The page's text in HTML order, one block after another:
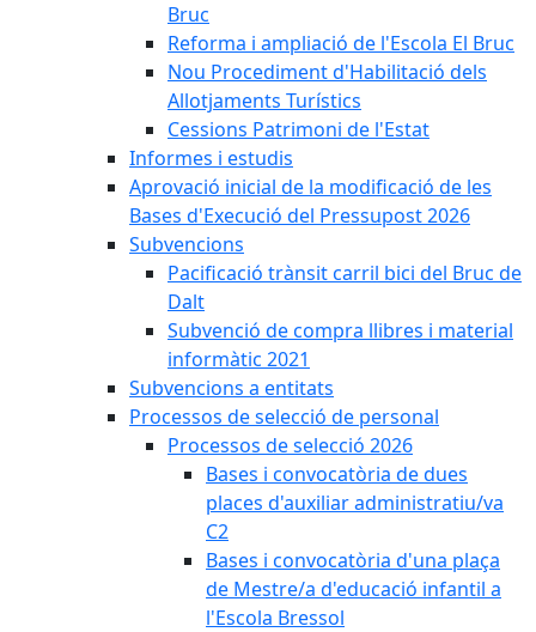
Bruc
Reforma i ampliació de l'Escola El Bruc
Nou Procediment d'Habilitació dels
Allotjaments Turístics
Cessions Patrimoni de l'Estat
Informes i estudis
Aprovació inicial de la modificació de les
Bases d'Execució del Pressupost 2026
Subvencions
Pacificació trànsit carril bici del Bruc de
Dalt
Subvenció de compra llibres i material
informàtic 2021
Subvencions a entitats
Processos de selecció de personal
Processos de selecció 2026
Bases i convocatòria de dues
places d'auxiliar administratiu/va
C2
Bases i convocatòria d'una plaça
de Mestre/a d'educació infantil a
l'Escola Bressol